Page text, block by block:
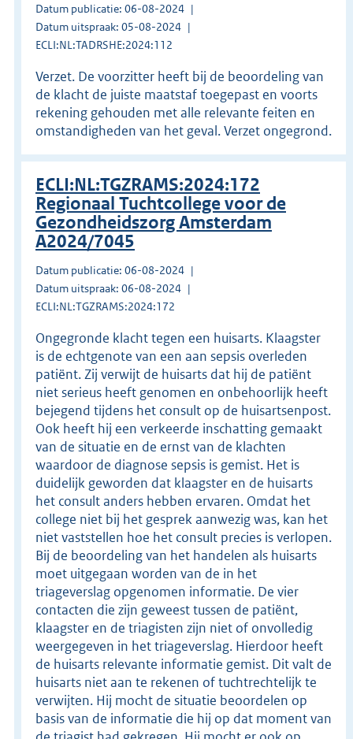
Datum publicatie: 06-08-2024
Datum uitspraak: 05-08-2024
ECLI:NL:TADRSHE:2024:112
Verzet. De voorzitter heeft bij de beoordeling van
de klacht de juiste maatstaf toegepast en voorts
rekening gehouden met alle relevante feiten en
omstandigheden van het geval. Verzet ongegrond.
ECLI:NL:TGZRAMS:2024:172
Regionaal Tuchtcollege voor de
Gezondheidszorg Amsterdam
A2024/7045
Datum publicatie: 06-08-2024
Datum uitspraak: 06-08-2024
ECLI:NL:TGZRAMS:2024:172
Ongegronde klacht tegen een huisarts. Klaagster
is de echtgenote van een aan sepsis overleden
patiënt. Zij verwijt de huisarts dat hij de patiënt
niet serieus heeft genomen en onbehoorlijk heeft
bejegend tijdens het consult op de huisartsenpost.
Ook heeft hij een verkeerde inschatting gemaakt
van de situatie en de ernst van de klachten
waardoor de diagnose sepsis is gemist. Het is
duidelijk geworden dat klaagster en de huisarts
het consult anders hebben ervaren. Omdat het
college niet bij het gesprek aanwezig was, kan het
niet vaststellen hoe het consult precies is verlopen.
Bij de beoordeling van het handelen als huisarts
moet uitgegaan worden van de in het
triageverslag opgenomen informatie. De vier
contacten die zijn geweest tussen de patiënt,
klaagster en de triagisten zijn niet of onvolledig
weergegeven in het triageverslag. Hierdoor heeft
de huisarts relevante informatie gemist. Dit valt de
huisarts niet aan te rekenen of tuchtrechtelijk te
verwijten. Hij mocht de situatie beoordelen op
basis van de informatie die hij op dat moment van